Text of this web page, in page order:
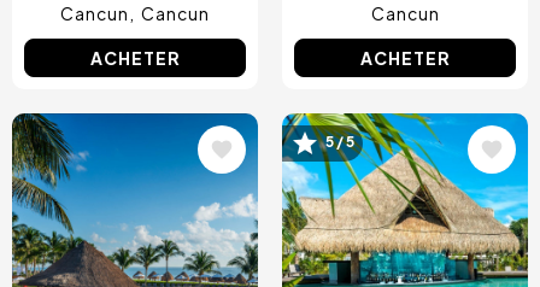
Cancun
Cancun
ACHETER
Cancun
ACHETER
Image Image
5 / 5